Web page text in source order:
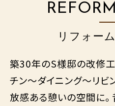
リフォー
築30年のS様邸の改修工
チン～ダイニング～リビ
放感ある憩いの空間に